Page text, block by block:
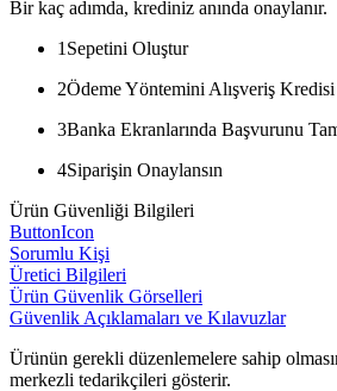
Bir kaç adımda, krediniz anında onaylanır.
1 Sepetini Oluştur
2Ödeme Yöntemini Alışveriş Kredisi
3Banka Ekranlarında Başvurunu
4Siparişin Onaylansın
Ürün Güvenliği Bilgileri
ButtonIcon
Sorumlu Kişi
Üretici Bilgileri
Ürün Güvenlik Görselleri
Güvenlik Açıklamaları ve Kılavuzlar
Ürünün gerekli düzenlemelere sahip
merkezli tedarikçileri gösterir.